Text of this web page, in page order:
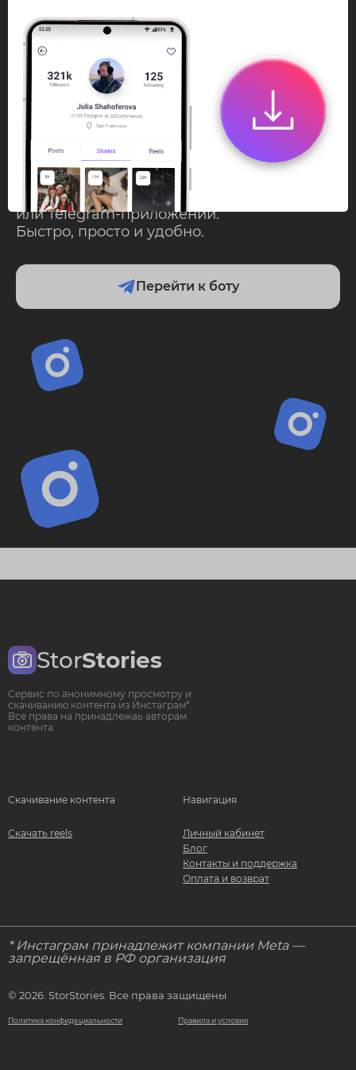
InstaPie
Смотри Stories и
скачивай Reels без
ограничений!
Переходи в ИнстаПай бот - смотри и
скачивайStories ,Reels
или Telegram-приложении.
Быстро, просто и удобно.
Перейти к боту
StorStories
Сервис по анонимному просмотру и
скачиванию контента из Инстаграм*.
Все права на принадлежаь авторам
контента.
Скачивание контента
Скачать reels
Навигация
Личный кабинет
Блог
Контакты и поддержка
Оплата и возврат
* Инстаграм принадлежит компании Meta —
запрещённая в РФ организация
© 2026. StorStories. Все права защищены
Политика конфидециальности Правила и условия